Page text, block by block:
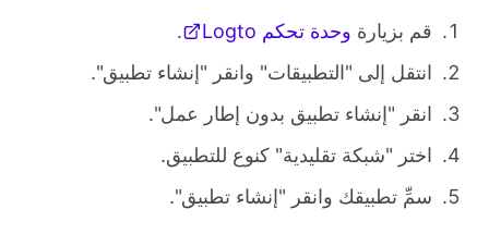
قم بزيارة وحدة تحكم Logto
.
انتقل إلى "التطبيقات" وانقر "إنشاء تطبيق".
انقر "إنشاء تطبيق بدون إطار عمل".
اختر "شبكة تقليدية" كنوع للتطبيق.
سمِّ تطبيقك وانقر "إنشاء تطبيق".